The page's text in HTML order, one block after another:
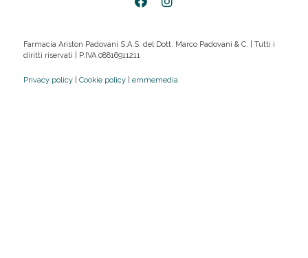
Farmacia Ariston Padovani S.A.S. del Dott. Marco Padovani & C. | Tutti i
diritti riservati | P.IVA 08816911211
Privacy policy| Cookie policy| emmemedia